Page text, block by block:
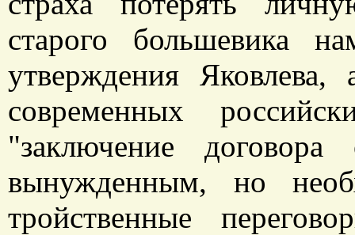
старого большевика
утверждения
современных
"заключение
вынужденным, но
тройственные